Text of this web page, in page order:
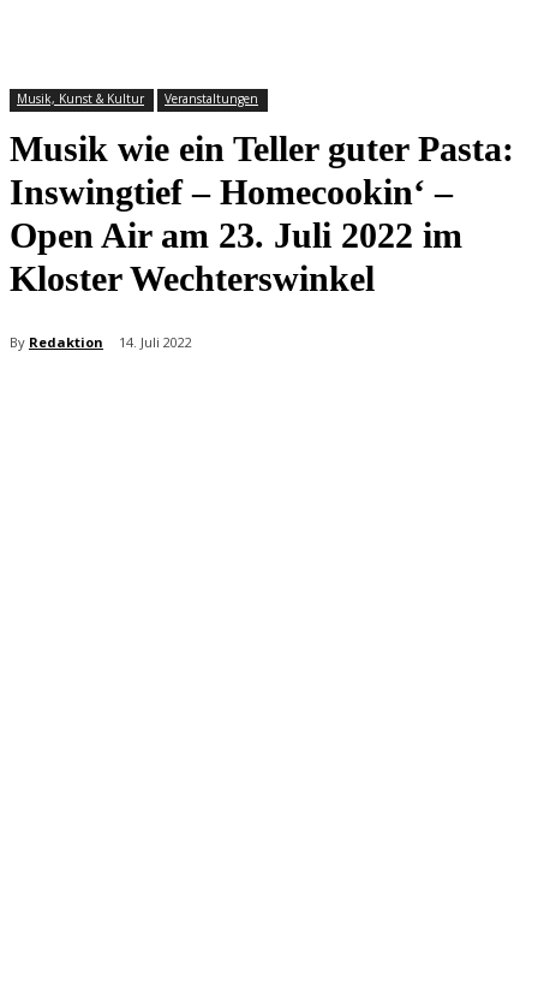
Musik, Kunst & Kultur Veranstaltungen
Musik wie ein Teller guter Pasta:
Inswingtief – Homecookin‘ –
Open Air am 23. Juli 2022 im
Kloster Wechterswinkel
By Redaktion 14. Juli 2022